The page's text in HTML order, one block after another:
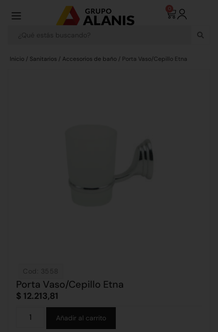
0
Inicio / Sanitarios / Accesorios de baño / Porta Vaso/Cepillo Etna
Cod: 3558
Porta Vaso/Cepillo Etna
$ 12.213,81
Añadir al carrito